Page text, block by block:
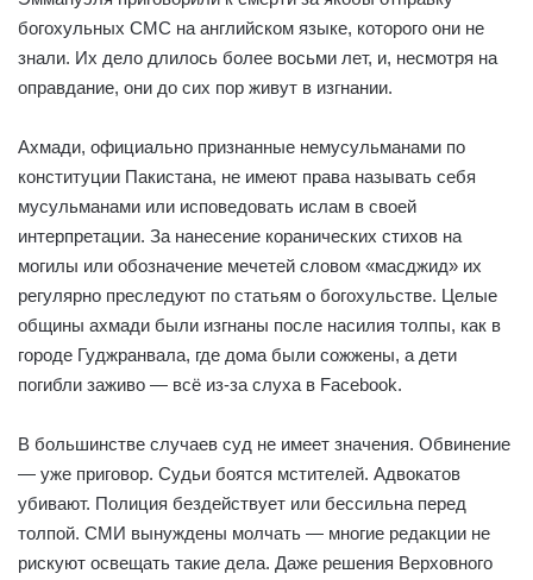
богохульных СМС на английском языке, которого они не
знали. Их дело длилось более восьми лет, и, несмотря на
оправдание, они до сих пор живут в изгнании.
Ахмади, официально признанные немусульманами по
конституции Пакистана, не имеют права называть себя
мусульманами или исповедовать ислам в своей
интерпретации. За нанесение коранических стихов на
могилы или обозначение мечетей словом «масджид» их
регулярно преследуют по статьям о богохульстве. Целые
общины ахмади были изгнаны после насилия толпы, как в
городе Гуджранвала, где дома были сожжены, а дети
погибли заживо — всё из-за слуха в Facebook.
В большинстве случаев суд не имеет значения. Обвинение
— уже приговор. Судьи боятся мстителей. Адвокатов
убивают. Полиция бездействует или бессильна перед
толпой. СМИ вынуждены молчать — многие редакции не
рискуют освещать такие дела. Даже решения Верховного